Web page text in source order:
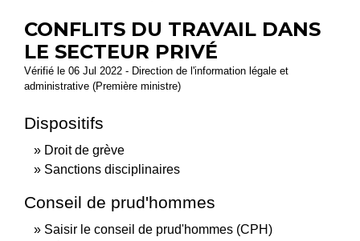
CONFLITS DU TRAVAIL DANS
LE SECTEUR PRIVÉ
Vérifié le 06 Jul 2022 - Direction de l'information légale et
administrative (Première ministre)
Dispositifs
Droit de grève
Sanctions disciplinaires
Conseil de prud'hommes
Saisir le conseil de prud'hommes (CPH)